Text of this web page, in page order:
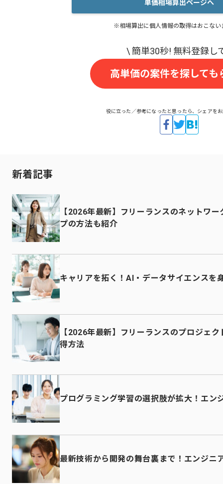
単価相場算出ページへ
※相場算出に個人情報の取得はおこない
高単価の案件を探しても
役に立った／参考になったと思ったら、シェアを
新着記事
【2026年最新】フリーランスのネットワ
プの方法も紹介
キャリアを拓く！AI・データサイエンスを
【2026年最新】フリーランスのプロジェ
得方法
プログラミング学習の選択肢が拡大！エン
最新技術から開発の舞台裏まで！エンジニ